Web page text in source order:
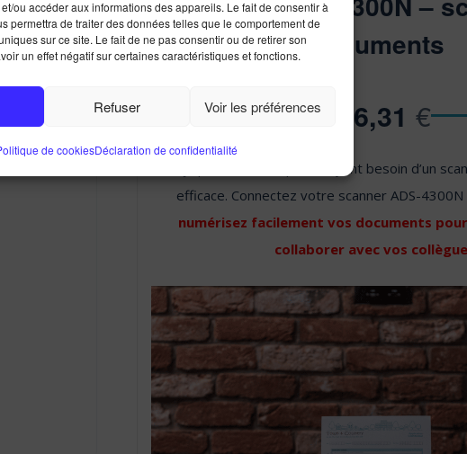
ou accéder aux informations des appareils. Le fait de consentir à
permettra de traiter des données telles que le comportement de
sur ce site. Le fait de ne pas consentir ou de retirer son
un effet négatif sur certaines caractéristiques et fonctions.
Refuser Voir les préférences
de cookiesDéclaration de confidentialité
documents
476,31 €
Conçu pour les entreprises ayant besoin d’un
efficace. Connectez votre scanner ADS-
numérisez facilement vos documents
collaborer avec vos